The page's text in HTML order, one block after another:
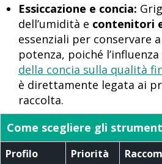
Essiccazione e concia:
dell’umidità e contenitori
essenziali per conservare
potenza, poiché l’influenza
della concia sulla qualità
è direttamente legata ai
raccolta.
Come scegliere gli
Profilo Priorità